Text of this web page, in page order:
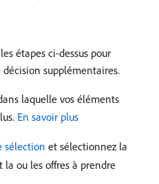
étapes ci-dessus pour
supplémentaires.
laquelle vos éléments
En savoir plus
sélection et sélectionnez la
ou les offres à prendre